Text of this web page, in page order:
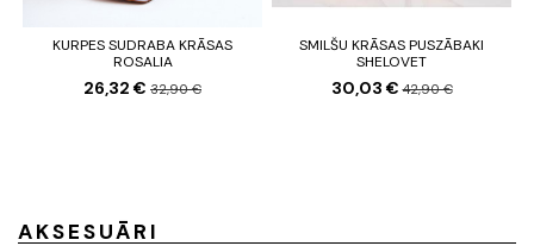
KURPES SUDRABA KRĀSAS
ROSALIA
26,32 € 32,90 €
SMILŠU KRĀSAS PUSZĀBAKI
SHELOVET
30,03 €42,90 €
AKSESUĀRI